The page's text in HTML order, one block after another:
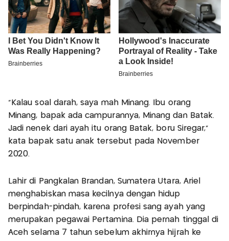
"Kalau soal darah, saya mah Minang. Ibu orang
Minang, bapak ada campurannya, Minang dan Batak.
Jadi nenek dari ayah itu orang Batak, boru Siregar,"
kata bapak satu anak tersebut pada November
2020.
Lahir di Pangkalan Brandan, Sumatera Utara, Ariel
menghabiskan masa kecilnya dengan hidup
berpindah-pindah, karena profesi sang ayah yang
merupakan pegawai Pertamina. Dia pernah tinggal di
Aceh selama 7 tahun sebelum akhirnya hijrah ke